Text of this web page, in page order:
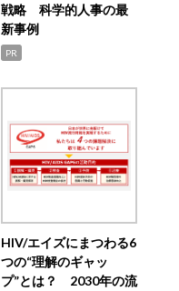
戦略 科学的人事の最
新事例
PR
HIV/エイズにまつわる6
つの“理解のギャッ
プ”とは？ 2030年の流